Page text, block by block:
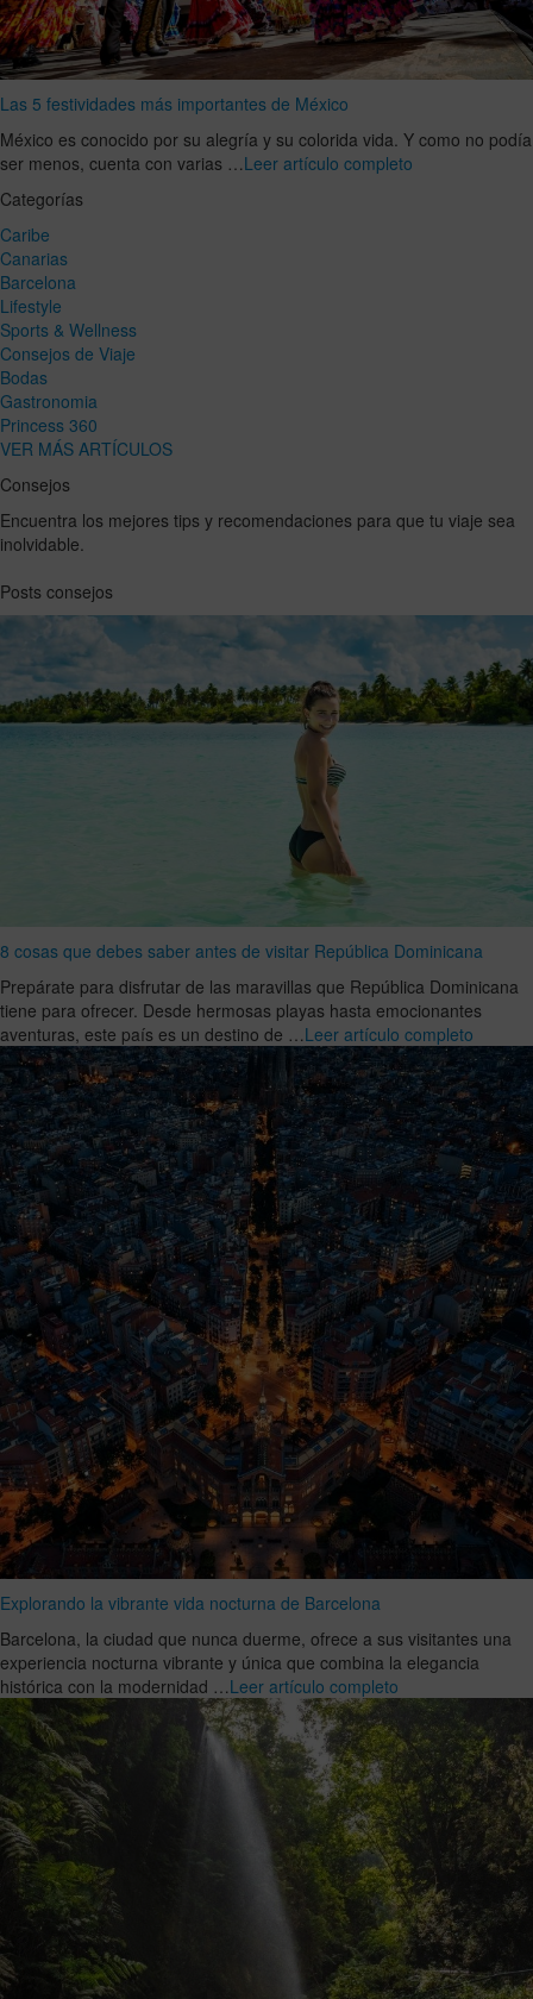
Las 5 festividades más importantes de México
México es conocido por su alegría y su colorida vida. Y como no podía
ser menos, cuenta con varias …Leer artículo completo
Categorías
Caribe
Canarias
Barcelona
Lifestyle
Sports & Wellness
Consejos de Viaje
Bodas
Gastronomia
Princess 360
VER MÁS ARTÍCULOS
Consejos
Encuentra los mejores tips y recomendaciones para que tu viaje sea
inolvidable.
Posts consejos
8 cosas que debes saber antes de visitar República Dominicana
Prepárate para disfrutar de las maravillas que República Dominicana
tiene para ofrecer. Desde hermosas playas hasta emocionantes
aventuras, este país es un destino de …Leer artículo completo
Explorando la vibrante vida nocturna de Barcelona
Barcelona, la ciudad que nunca duerme, ofrece a sus visitantes una
experiencia nocturna vibrante y única que combina la elegancia
histórica con la modernidad …Leer artículo completo